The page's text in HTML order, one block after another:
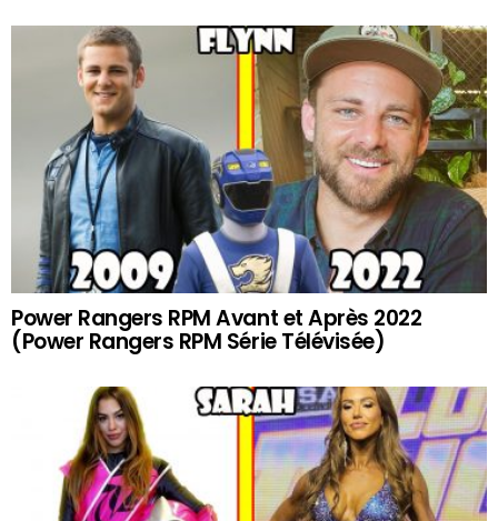
Power Rangers RPM Avant et Après 2022
(Power Rangers RPM Série Télévisée)